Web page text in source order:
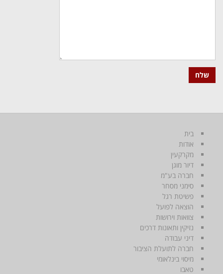
בית
אודות
מקרקעין
דיור מוגן
חברה בע"מ
סימני מסחר
פשיטת רגל
הוצאה לפועל
צוואות וירושות
נזיקין ותאונות דרכים
דיני עבודה
חברה לתועלת הציבור
מיסוי בינלאומי
טאבו